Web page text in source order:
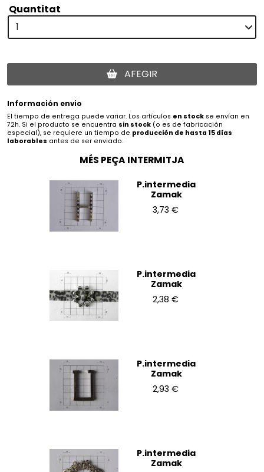
Quantitat
AFEGIR
Información envio
El tiempo de entrega puede variar. Los artículos en stock se envían en
72h. Si el producto se encuentra sin stock (o es de fabricación
especial), se requiere un tiempo de producción de hasta 15 días
laborables antes de ser enviado.
MÉS PEÇA INTERMITJA
P.intermedia
Zamak
3,73 €
P.intermedia
Zamak
2,38 €
P.intermedia
Zamak
2,93 €
P.intermedia
Zamak